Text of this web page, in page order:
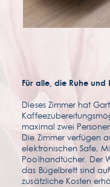
Für alle, die Ruhe und
Dieses Zimmer hat
maximal zwei
Die Zimmer verfügen
elektronischen Safe,
Poolhandtücher. Der
das Bügelbrett sind
zusätzliche Kosten